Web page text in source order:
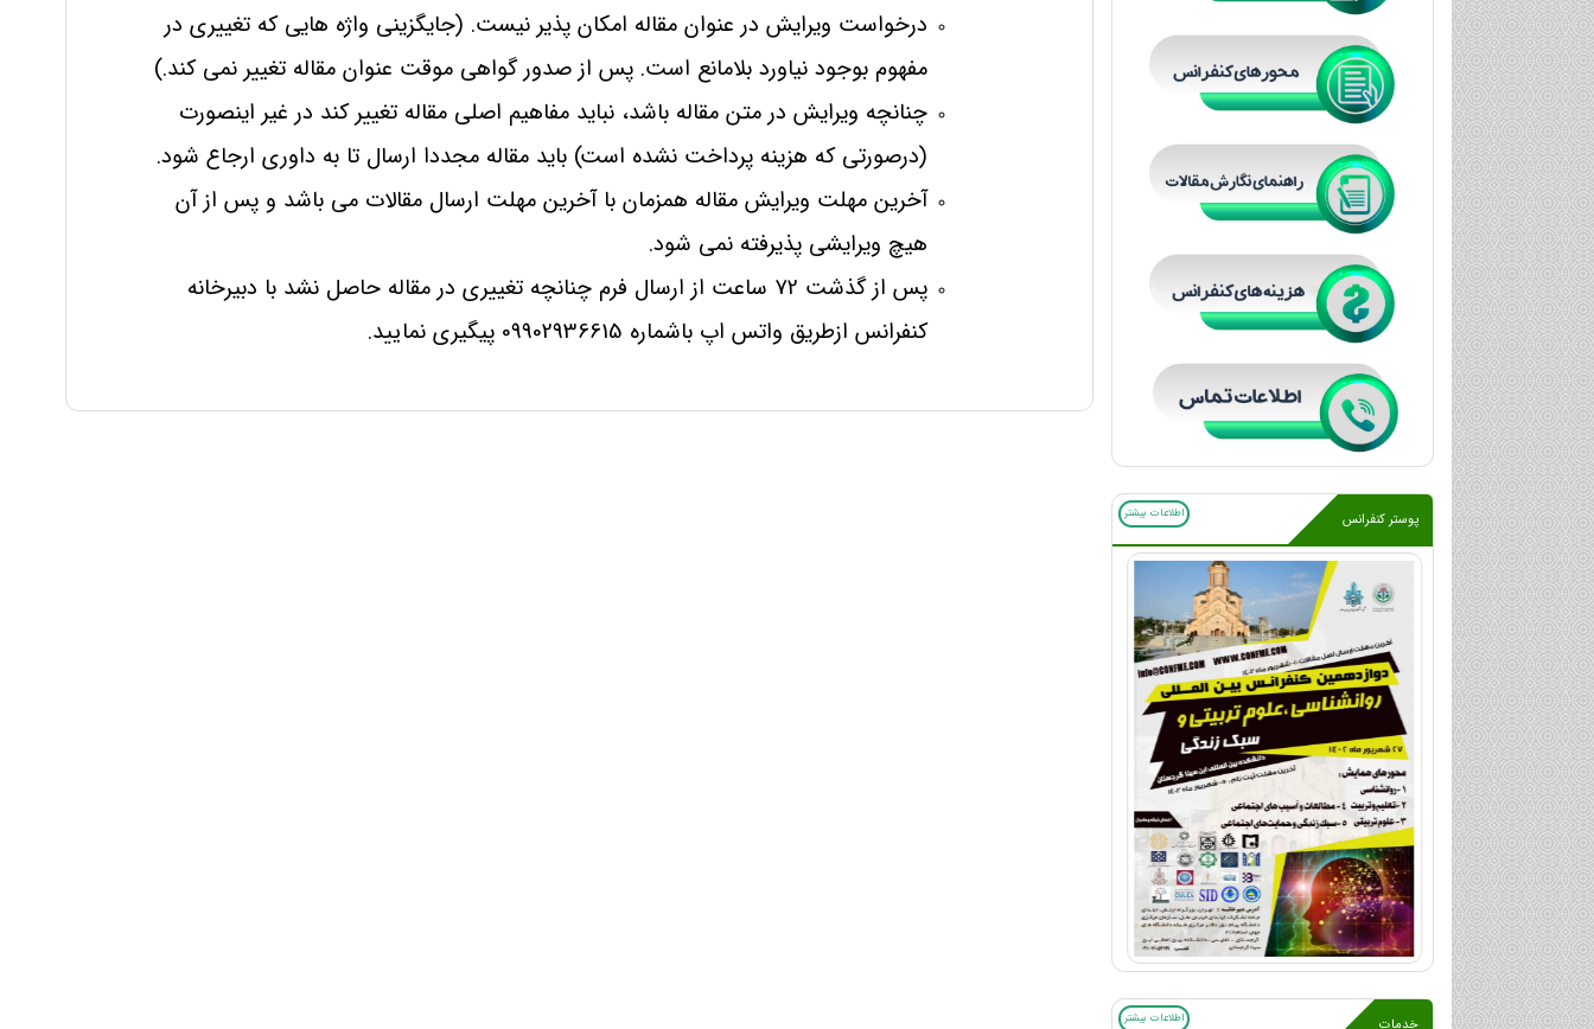
پوستر کنفرانس اطلاعات بیشتر
خدمات اطلاعات بیشتر
درخواست ویرایش در عنوان مقاله امکان پذیر نیست. (جایگزینی واژه هایی که تغییری در
مفهوم بوجود نیاورد بلامانع است. پس از صدور گواهی موقت عنوان مقاله تغییر نمی کند.)
چنانچه ویرایش در متن مقاله باشد، نباید مفاهیم اصلی مقاله تغییر کند در غیر اینصورت
(درصورتی که هزینه پرداخت نشده است) باید مقاله مجددا ارسال تا به داوری ارجاع شود.
آخرین مهلت ویرایش مقاله همزمان با آخرین مهلت ارسال مقالات می باشد و پس از آن
هیچ ویرایشی پذیرفته نمی شود.
پس از گذشت 72 ساعت از ارسال فرم چنانچه تغییری در مقاله حاصل نشد با دبیرخانه
کنفرانس ازطریق واتس اپ باشماره 09902936615 پیگیری نمایید.